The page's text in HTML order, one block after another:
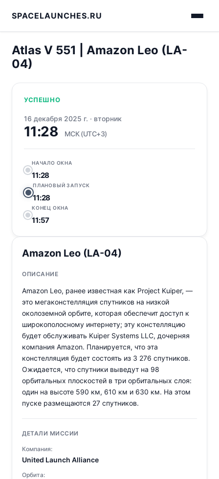
SPACELAUNCHES.RU
Atlas V 551 | Amazon Leo (LA-
04)
УСПЕШНО
16 декабря 2025 г. · вторник
11:28 МСК (UTC+3)
НАЧАЛО ОКНА
11:28
ПЛАНОВЫЙ ЗАПУСК
11:28
КОНЕЦ ОКНА
11:57
Amazon Leo (LA-04)
ОПИСАНИЕ
Amazon Leo, ранее известная как Project Kuiper, —
это мегаконстелляция спутников на низкой
околоземной орбите, которая обеспечит доступ к
широкополосному интернету; эту констелляцию
будет обслуживать Kuiper Systems LLC, дочерняя
компания Amazon. Планируется, что эта
констелляция будет состоять из 3 276 спутников.
Ожидается, что спутники выведут на 98
орбитальных плоскостей в три орбитальных слоя:
один на высоте 590 км, 610 км и 630 км. На этом
пуске размещаются 27 спутников.
ДЕТАЛИ МИССИИ
Компания:
United Launch Alliance
Орбита: